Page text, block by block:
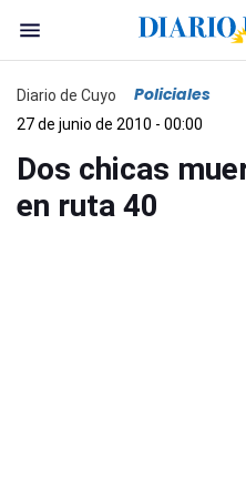
Diario de Cuyo Policiales
27 de junio de 2010 - 00:00
Dos chicas
en ruta 40